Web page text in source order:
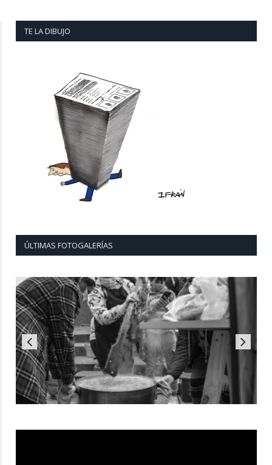
TE LA DIBUJO
ÚLTIMAS FOTOGALERÍAS